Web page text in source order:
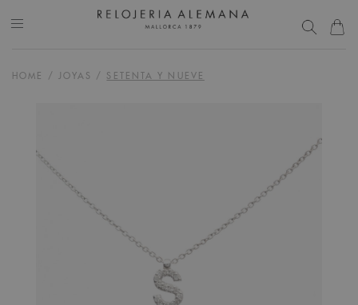
HOME / JOYAS / SETENTA Y NUEVE